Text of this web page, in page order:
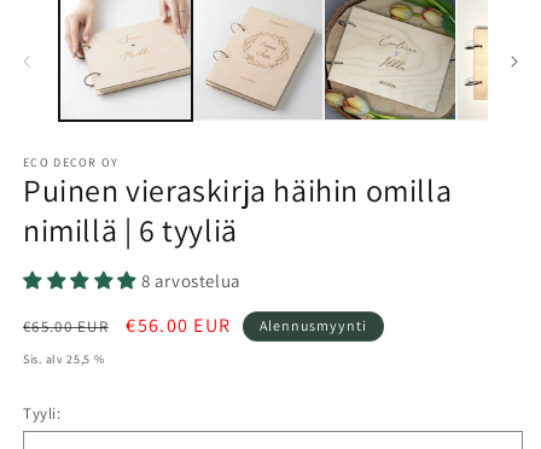
modaalisessa
ikkunassa
ECO DECOR OY
Puinen vieraskirja häihin omilla
nimillä | 6 tyyliä
8 arvostelua
Normaalihinta
€65.00 EUR Alennushinta
€56.00 EUR Alennusmyynti
Sis. alv 25,5 %
Tyyli: